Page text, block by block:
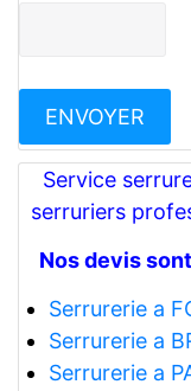
Service
serruriers
Nos devis
Serrurerie a
Serrurerie a
Serrurerie a